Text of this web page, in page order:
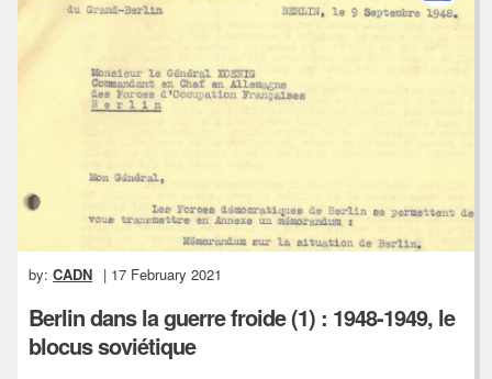
by:CADN | 17 February 2021
Berlin dans la guerre froide (1) : 1948-1949, le
blocus soviétique